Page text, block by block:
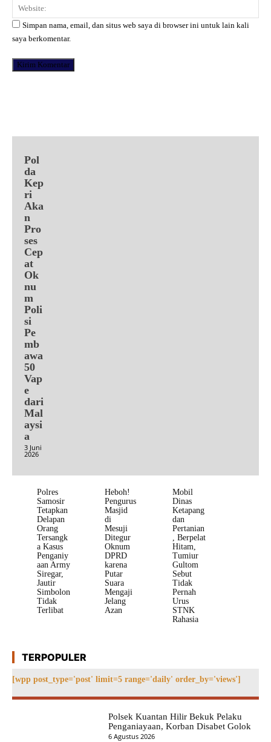
Simpan nama, email, dan situs web saya di browser ini untuk lain kali
saya berkomentar.
Pol
da
Kep
ri
Aka
n
Pro
ses
Cep
at
Ok
nu
m
Poli
si
Pe
mb
awa
50
Vap
e
dari
Mal
aysi
a
3 Juni
2026
Polres
Samosir
Tetapkan
Delapan
Orang
Tersangk
a Kasus
Penganiy
aan Army
Siregar,
Jautir
Simbolon
Tidak
Terlibat
Heboh!
Pengurus
Masjid
di
Mesuji
Ditegur
Oknum
DPRD
karena
Putar
Suara
Mengaji
Jelang
Azan
Mobil
Dinas
Ketapang
dan
Pertanian
, Berpelat
Hitam,
Tumiur
Gultom
Sebut
Tidak
Pernah
Urus
STNK
Rahasia
TERPOPULER
[wpp post_type='post' limit=5 range='daily' order_by='views']
Polsek Kuantan Hilir Bekuk Pelaku
Penganiayaan, Korban Disabet Golok
6 Agustus 2026